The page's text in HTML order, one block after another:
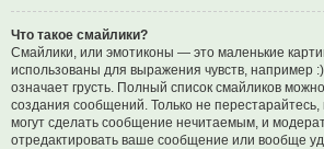
Что такое смайлики?
Смайлики, или эмотиконы — это маленькие
использованы для выражения чувств, например
означает грусть. Полный список смайликов
создания сообщений. Только не перестарайтесь,
могут сделать сообщение нечитаемым, и
отредактировать ваше сообщение или вообще